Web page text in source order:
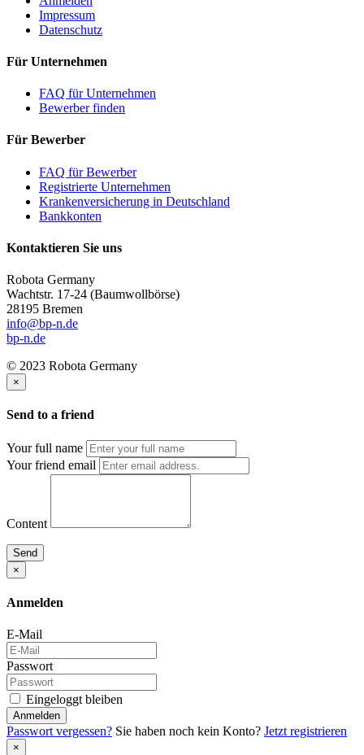
Impressum
Datenschutz
Für Unternehmen
FAQ für Unternehmen
Bewerber finden
Für Bewerber
FAQ für Bewerber
Registrierte Unternehmen
Krankenversicherung in Deutschland
Bankkonten
Kontaktieren Sie uns
Robota Germany
Wachtstr. 17-24 (Baumwollbörse)
28195 Bremen
info@bp-n.de
bp-n.de
© 2023 Robota Germany
×
Send to a friend
Your full name
Your friend email
Content
Send
×
Anmelden
E-Mail
Passwort
Eingeloggt bleiben
Anmelden
Passwort vergessen? Sie haben noch kein Konto? Jetzt registrieren
×